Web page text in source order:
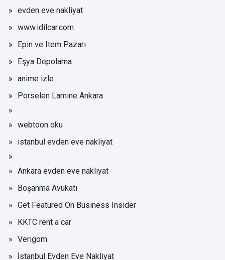
evden eve nakliyat
www.idilcar.com
Epin ve Item Pazarı
Eşya Depolama
anime izle
Porselen Lamine Ankara
webtoon oku
istanbul evden eve nakliyat
Ankara evden eve nakliyat
Boşanma Avukatı
Get Featured On Business Insider
KKTC rent a car
Verigom
İstanbul Evden Eve Nakliyat